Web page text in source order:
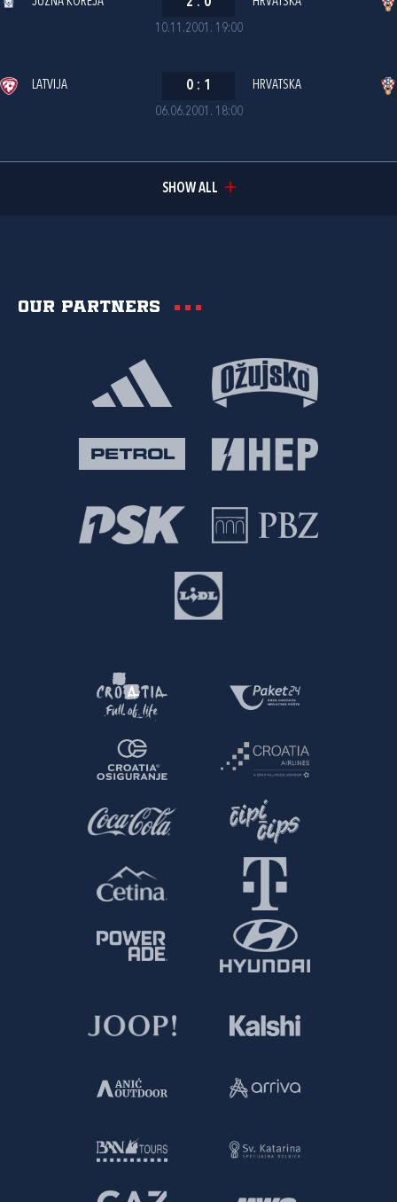
10.11.2001. 19:00
06.06.2001. 18:00
LATVIJA 0 : 1 HRVATSKA
SHOW ALL
Our partners